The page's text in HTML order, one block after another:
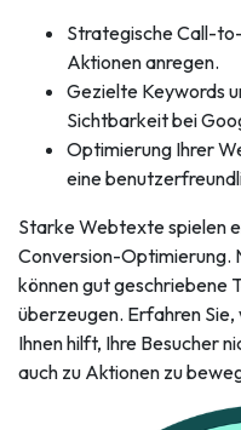
Strategische Call-
Aktionen anregen.
Gezielte Keywords
Sichtbarkeit bei
Optimierung Ihrer
eine
Starke Webtexte spielen
Conversion-Optimierung.
können gut geschriebene
überzeugen. Erfahren Sie,
Ihnen hilft, Ihre Besucher
auch zu Aktionen zu